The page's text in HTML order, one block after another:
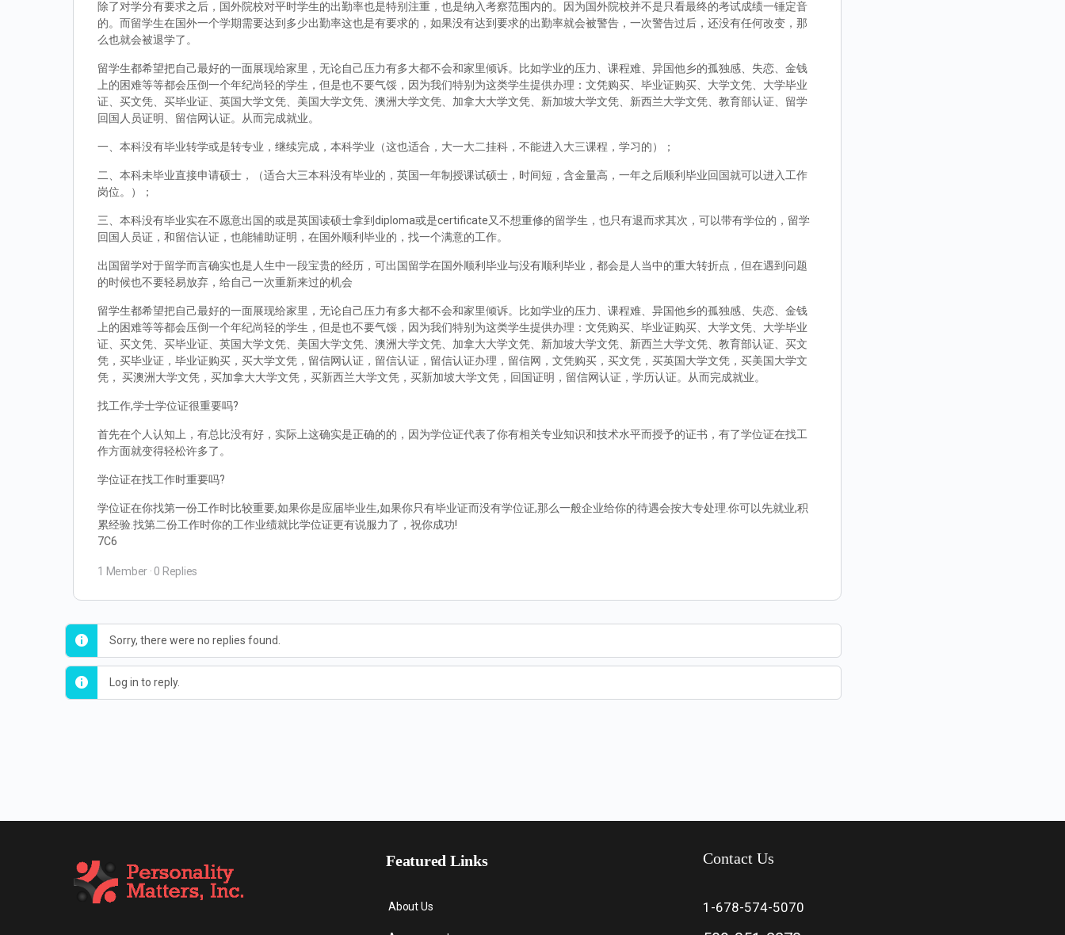
除了对学分有要求之后，国外院校对平时学生的出勤率也是特别注重，也是纳入考察范围内的。因为国外院校并不是只看最终的考试成绩一锤定音
的。而留学生在国外一个学期需要达到多少出勤率这也是有要求的，如果没有达到要求的出勤率就会被警告，一次警告过后，还没有任何改变，那
么也就会被退学了。
留学生都希望把自己最好的一面展现给家里，无论自己压力有多大都不会和家里倾诉。比如学业的压力、课程难、异国他乡的孤独感、失恋、金钱
上的困难等等都会压倒一个年纪尚轻的学生，但是也不要气馁，因为我们特别为这类学生提供办理：文凭购买、毕业证购买、大学文凭、大学毕业
证、买文凭、买毕业证、英国大学文凭、美国大学文凭、澳洲大学文凭、加拿大大学文凭、新加坡大学文凭、新西兰大学文凭、教育部认证、留学
回国人员证明、留信网认证。从而完成就业。
一、本科没有毕业转学或是转专业，继续完成，本科学业（这也适合，大一大二挂科，不能进入大三课程，学习的）；
二、本科未毕业直接申请硕士，（适合大三本科没有毕业的，英国一年制授课试硕士，时间短，含金量高，一年之后顺利毕业回国就可以进入工作
岗位。）；
三、本科没有毕业实在不愿意出国的或是英国读硕士拿到diploma或是certificate又不想重修的留学生，也只有退而求其次，可以带有学位的，留学
回国人员证，和留信认证，也能辅助证明，在国外顺利毕业的，找一个满意的工作。
出国留学对于留学而言确实也是人生中一段宝贵的经历，可出国留学在国外顺利毕业与没有顺利毕业，都会是人当中的重大转折点，但在遇到问题
的时候也不要轻易放弃，给自己一次重新来过的机会
留学生都希望把自己最好的一面展现给家里，无论自己压力有多大都不会和家里倾诉。比如学业的压力、课程难、异国他乡的孤独感、失恋、金钱
上的困难等等都会压倒一个年纪尚轻的学生，但是也不要气馁，因为我们特别为这类学生提供办理：文凭购买、毕业证购买、大学文凭、大学毕业
证、买文凭、买毕业证、英国大学文凭、美国大学文凭、澳洲大学文凭、加拿大大学文凭、新加坡大学文凭、新西兰大学文凭、教育部认证、买文
凭，买毕业证，毕业证购买，买大学文凭，留信网认证，留信认证，留信认证办理，留信网，文凭购买，买文凭，买英国大学文凭，买美国大学文
凭， 买澳洲大学文凭，买加拿大大学文凭，买新西兰大学文凭，买新加坡大学文凭，回国证明，留信网认证，学历认证。从而完成就业。
找工作,学士学位证很重要吗?
首先在个人认知上，有总比没有好，实际上这确实是正确的的，因为学位证代表了你有相关专业知识和技术水平而授予的证书，有了学位证在找工
作方面就变得轻松许多了。
学位证在找工作时重要吗?
学位证在你找第一份工作时比较重要,如果你是应届毕业生,如果你只有毕业证而没有学位证,那么一般企业给你的待遇会按大专处理.你可以先就业,积
累经验.找第二份工作时你的工作业绩就比学位证更有说服力了，祝你成功!
7C6
1 Member · 0 Replies
Sorry, there were no replies found.
Log in to reply.
Featured Links
About Us
Contact Us
1-678-574-5070